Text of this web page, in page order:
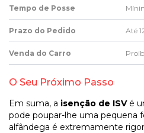
Tempo de Posse
Prazo do Pedido Até
Venda do Carro
O Seu Próximo Passo
Em suma, a isenção de ISVé
pode poupar-lhe uma pequena
alfândega é extremamente